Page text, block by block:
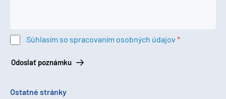
Súhlasím so spracovaním osobných údajov
Odoslať poznámku
Ostatné stránky